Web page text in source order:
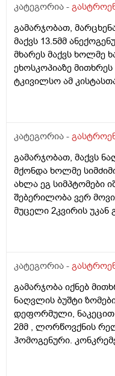
კატეგორია -
გამარჯობათ,
მაქვს 13.5მმ
მხარეს მაქვს ხოლმე
ეხოსკოპიაზე
ტკივილსო ამ
შებერილობა
ცოტა შევიმსუბუქო
მივალ.ძლიერი
კატეგორია -
გამარჯობათ, მაქვს
მქონდა ხოლმე
ახლა ეგ სიმპტომები
შებერილობა ვერ
მუცელი 2კვირის
ნაწლავის
და ხანდახან უფრო
ვუმკურნალო ამ
დაზიანება რომ
კატეგორია -
გამარჯობა იქნებ
ნაღვლის ბუშტი
დეფორმული, ნაკეცით
2მმ , ლორწოვქნის
ჰომოგენური.
საშიშია? ამ პასუხით